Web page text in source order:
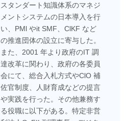
スタンダート知識体系のマネジ
メントシステムの日本導入を行
い、PMl やit SMF、ClKF など
の推進団体の設立に寄与した。
また、2001 年より政府のIT 調
達改革に関わり、政府の各委員
会にて、総合入札方式やClO 補
佐官制度、人財育成などの提言
や実践を行った。その他兼務す
る役職に以下がある。特定非営